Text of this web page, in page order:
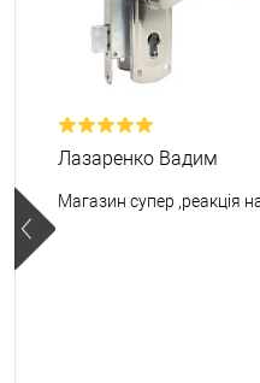
Лазаренко Вадим
Магазин супер ,реакція